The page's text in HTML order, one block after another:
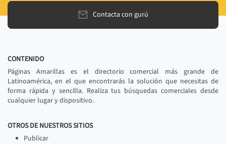
Contacta con gurú
CONTENIDO
Páginas Amarillas es el directorio comercial más grande de
Latinoamérica, en el que encontrarás la solución que necesitas de
forma rápida y sencilla. Realiza tus búsquedas comerciales desde
cualquier lugar y dispositivo.
OTROS DE NUESTROS SITIOS
Publicar